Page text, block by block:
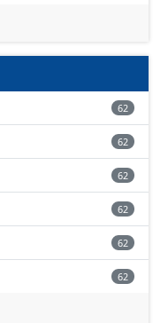
62
62
62
62
62
62